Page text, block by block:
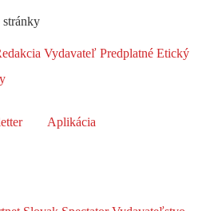
Vydavateľ Predplatné Etický
Aplikácia